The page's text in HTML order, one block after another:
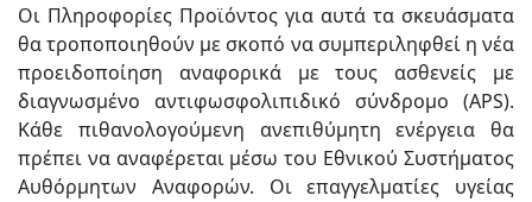
Οι Πληροφορίες Προϊόντος για αυτά τα σκευάσματα
θα τροποποιηθούν με σκοπό να συμπεριληφθεί η νέα
προειδοποίηση αναφορικά με τους ασθενείς με
διαγνωσμένο αντιφωσφολιπιδικό σύνδρομο (APS).
Κάθε πιθανολογούμενη ανεπιθύμητη ενέργεια θα
πρέπει να αναφέρεται μέσω του Εθνικού Συστήματος
Αυθόρμητων Αναφορών. Οι επαγγελματίες υγείας